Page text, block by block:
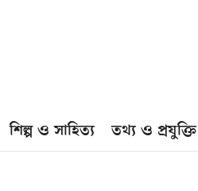
শিল্প ও সাহিত্য তথ্য ও প্রযুক্তি